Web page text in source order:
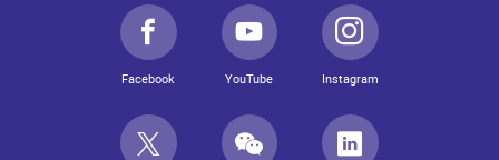
Facebook YouTube Instagram